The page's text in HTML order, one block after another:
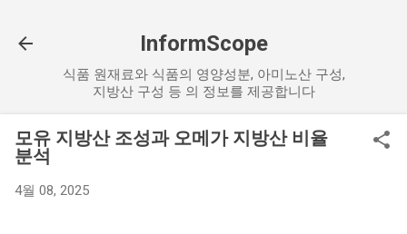
InformScope
식품 원재료와 식품의 영양성분, 아미노산 구성,
지방산 구성 등 의 정보를 제공합니다
모유 지방산 조성과 오메가 지방산 비율
분석
4월 08, 2025